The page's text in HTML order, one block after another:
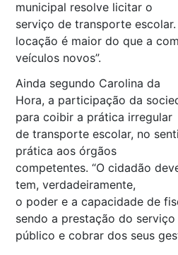
municipal resolve licitar o
serviço de transporte
locação é maior do que a
veículos novos”.
Ainda segundo Carolina da
Hora, a participação da
para coibir a prática irregular
de transporte escolar, no
prática aos órgãos
competentes. “O cidadão
tem, verdadeiramente,
o poder e a capacidade de
sendo a prestação do serviço
público e cobrar dos seus